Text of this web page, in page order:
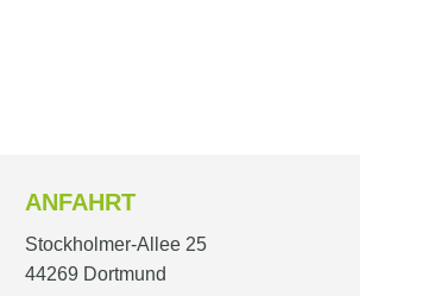
ANFAHRT
Stockholmer-Allee 25
44269 Dortmund